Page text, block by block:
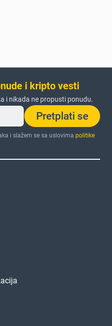
i kripto vesti
i nikada ne propusti ponudu.
Pretplati se
i slažem se sa uslovimapolitike